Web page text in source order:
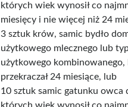
których wiek wynosił co
miesięcy i nie więcej niż 24
3 sztuk krów, samic bydło
użytkowego mlecznego lub
użytkowego
przekraczał 24 miesiące, lub
10 sztuk samic gatunku owca